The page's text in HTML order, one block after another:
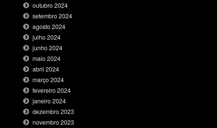
outubro 2024
setembro 2024
agosto 2024
julho 2024
junho 2024
maio 2024
abril 2024
março 2024
fevereiro 2024
janeiro 2024
dezembro 2023
novembro 2023